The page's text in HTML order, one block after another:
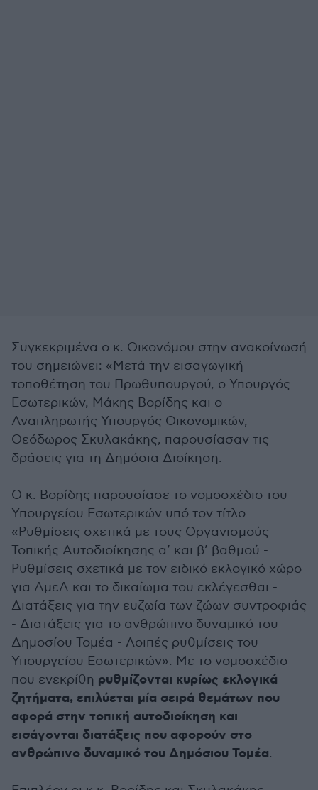
Συγκεκριμένα ο κ. Οικονόμου στην ανακοίνωσή
του σημειώνει: «Μετά την εισαγωγική
τοποθέτηση του Πρωθυπουργού, ο Υπουργός
Εσωτερικών, Μάκης Βορίδης και ο
Αναπληρωτής Υπουργός Οικονομικών,
Θεόδωρος Σκυλακάκης, παρουσίασαν τις
δράσεις για τη Δημόσια Διοίκηση.
Ο κ. Βορίδης παρουσίασε το νομοσχέδιο του
Υπουργείου Εσωτερικών υπό τον τίτλο
«Ρυθμίσεις σχετικά με τους Οργανισμούς
Τοπικής Αυτοδιοίκησης α’ και β’ βαθμού -
Ρυθμίσεις σχετικά με τον ειδικό εκλογικό χώρο
για ΑμεΑ και το δικαίωμα του εκλέγεσθαι -
Διατάξεις για την ευζωία των ζώων συντροφιάς
- Διατάξεις για το ανθρώπινο δυναμικό του
Δημοσίου Τομέα - Λοιπές ρυθμίσεις του
Υπουργείου Εσωτερικών». Με το νομοσχέδιο
που ενεκρίθη ρυθμίζονται κυρίως εκλογικά
ζητήματα, επιλύεται μία σειρά θεμάτων που
αφορά στην τοπική αυτοδιοίκηση και
εισάγονται διατάξεις που αφορούν στο
ανθρώπινο δυναμικό του Δημόσιου Τομέα.